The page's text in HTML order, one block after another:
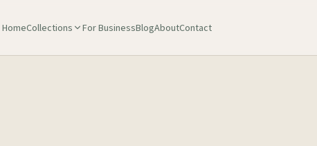
HomeCollections For BusinessBlogAboutContact